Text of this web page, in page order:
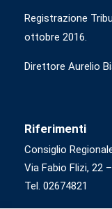
Registrazione
ottobre 2016.
Direttore Aurelio
Riferimenti
Consiglio
Via Fabio Flizi, 22
Tel. 02674821